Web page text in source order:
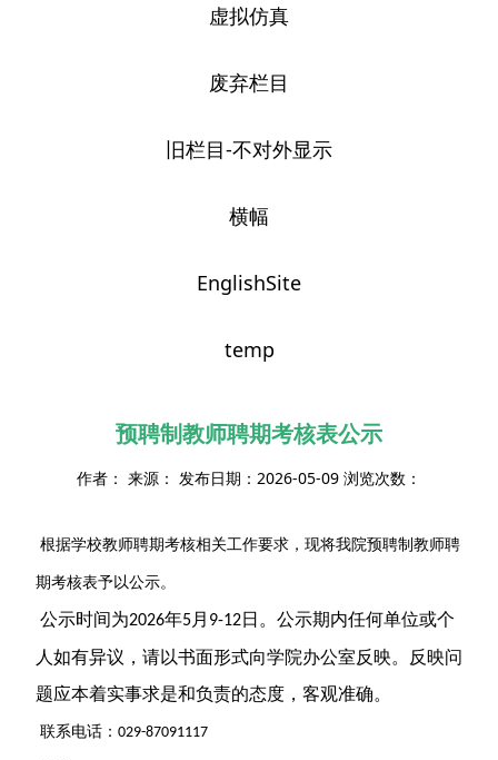
虚拟仿真
废弃栏目
旧栏目-不对外显示
横幅
EnglishSite
temp
预聘制教师聘期考核表公示
作者： 来源： 发布日期：2026-05-09 浏览次数：
根据学校教师聘期考核相关工作要求，现将我院预聘制 教师聘
期考核表予以公示。
公示时间为2026年5月 9-12日。公示期内任何单位或个
人如有异议，请以书面形式向学院办公室反映。反映问
题应本着实事求是和负责的态度，客观准确。
联系电话： 029-87091117